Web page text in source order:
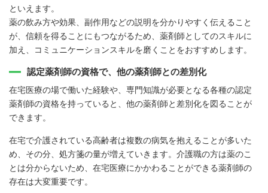
といえます。
薬の飲み方や効果、副作用などの説明を分かりやすく伝えること
が、信頼を得ることにもつながるため、薬剤師としてのスキルに
加え、コミュニケーションスキルを磨くことをおすすめします。
認定薬剤師の資格で、他の薬剤師との差別化
在宅医療の場で働いた経験や、専門知識が必要となる各種の認定
薬剤師の資格を持っていると、他の薬剤師と差別化を図ることが
できます。
在宅で介護されている高齢者は複数の病気を抱えることが多いた
め、その分、処方箋の量が増えていきます。介護職の方は薬のこ
とは分からないため、在宅医療にかかわることができる薬剤師の
存在は大変重要です。